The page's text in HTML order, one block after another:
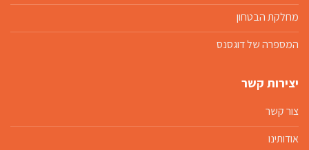
מחלקת הבטחון
המספרה של דוגסנס
יצירות קשר
צור קשר
אודותינו